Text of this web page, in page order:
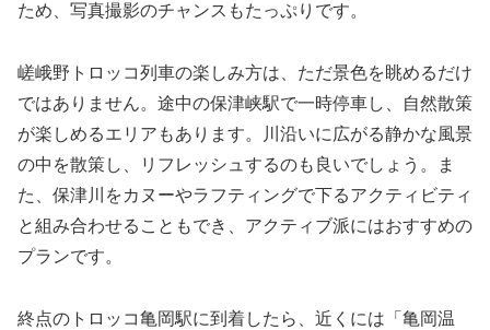
ため、写真撮影のチャンスもたっぷりです。
嵯峨野トロッコ列車の楽しみ方は、ただ景色を眺めるだけ
ではありません。途中の保津峡駅で一時停車し、自然散策
が楽しめるエリアもあります。川沿いに広がる静かな風景
の中を散策し、リフレッシュするのも良いでしょう。ま
た、保津川をカヌーやラフティングで下るアクティビティ
と組み合わせることもでき、アクティブ派にはおすすめの
プランです。
終点のトロッコ亀岡駅に到着したら、近くには「亀岡温